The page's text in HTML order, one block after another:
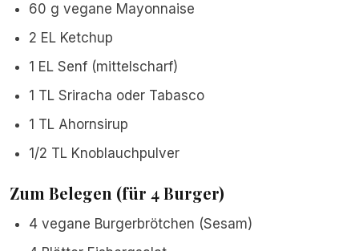
60 g vegane Mayonnaise
2 EL Ketchup
1 EL Senf (mittelscharf)
1 TL Sriracha oder Tabasco
1 TL Ahornsirup
1/2 TL Knoblauchpulver
Zum Belegen (für 4 Burger)
4 vegane Burgerbrötchen (Sesam)